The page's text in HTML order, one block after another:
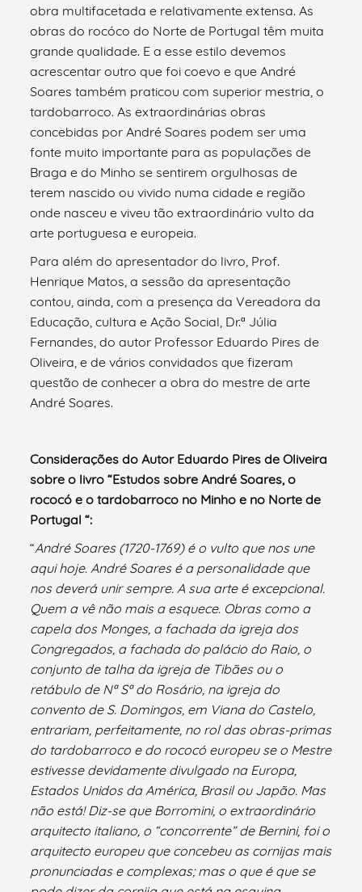
obra multifacetada e relativamente extensa. As
obras do rocóco do Norte de Portugal têm muita
grande qualidade. E a esse estilo devemos
acrescentar outro que foi coevo e que André
Soares também praticou com superior mestria, o
tardobarroco. As extraordinárias obras
concebidas por André Soares podem ser uma
fonte muito importante para as populações de
Braga e do Minho se sentirem orgulhosas de
terem nascido ou vivido numa cidade e região
onde nasceu e viveu tão extraordinário vulto da
arte portuguesa e europeia.
Para além do apresentador do livro, Prof.
Henrique Matos, a sessão da apresentação
contou, ainda, com a presença da Vereadora da
Educação, cultura e Ação Social, Dr.ª Júlia
Fernandes, do autor Professor Eduardo Pires de
Oliveira, e de vários convidados que fizeram
questão de conhecer a obra do mestre de arte
André Soares.
Considerações do Autor Eduardo Pires de Oliveira
sobre o livro “Estudos sobre André Soares, o
rococó e o tardobarroco no Minho e no Norte de
Portugal “:
“André Soares (1720-1769) é o vulto que nos une
aqui hoje. André Soares é a personalidade que
nos deverá unir sempre. A sua arte é excepcional.
Quem a vê não mais a esquece. Obras como a
capela dos Monges, a fachada da igreja dos
Congregados, a fachada do palácio do Raio, o
conjunto de talha da igreja de Tibães ou o
retábulo de Nª Sª do Rosário, na igreja do
convento de S. Domingos, em Viana do Castelo,
entrariam, perfeitamente, no rol das obras-primas
do tardobarroco e do rococó europeu se o Mestre
estivesse devidamente divulgado na Europa,
Estados Unidos da América, Brasil ou Japão. Mas
não está! Diz-se que Borromini, o extraordinário
arquitecto italiano, o “concorrente” de Bernini, foi o
arquitecto europeu que concebeu as cornijas mais
pronunciadas e complexas; mas o que é que se